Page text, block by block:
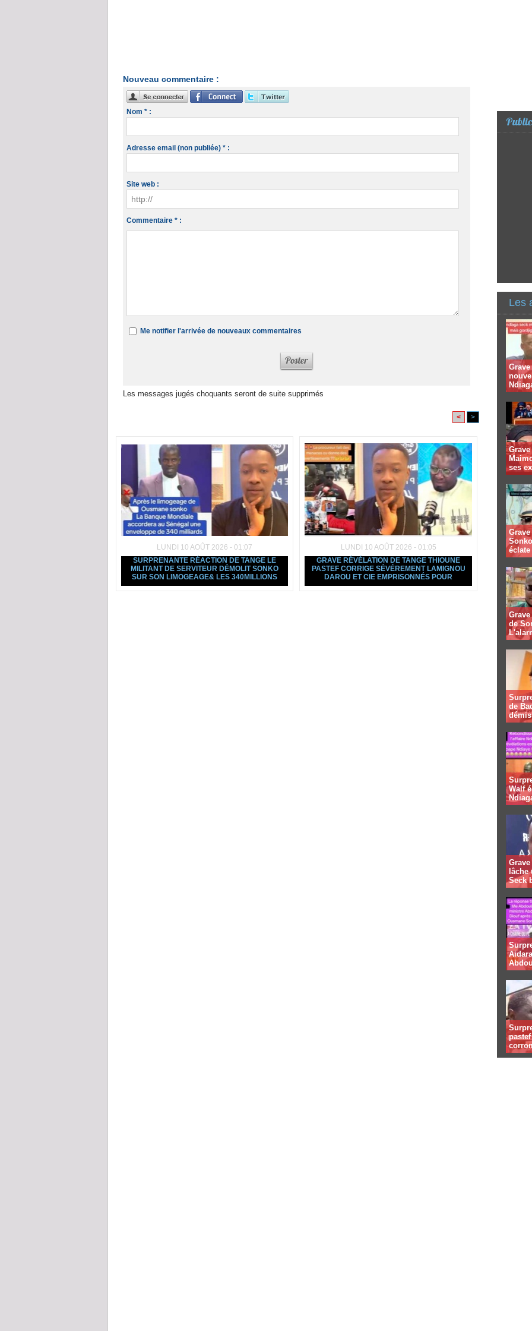
Nouveau commentaire :
Nom * :
Adresse email (non publiée) * :
Site web :
Commentaire * :
Me notifier l'arrivée de nouveaux commentaires
Les messages jugés choquants seront de suite supprimés
< >
LUNDI 10 AOÛT 2026 - 01:07
SURPRENANTE RÉACTION DE TANGE LE
MILITANT DE SERVITEUR DÉMOLIT SONKO
SUR SON LIMOGEAGE& LES 340MILLIONS
LUNDI 10 AOÛT 2026 - 01:05
GRAVE RÉVÉLATION DE TANGE THIOUNE
PASTEF CORRIGE SÉVÉREMENT LAMIGNOU
DAROU ET CIE EMPRISONNÉS POUR
Les
ses
de
de
Walf
Seck